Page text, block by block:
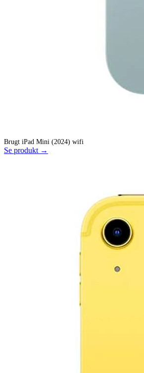
Brugt iPad Mini (2024) wifi
Se produkt →